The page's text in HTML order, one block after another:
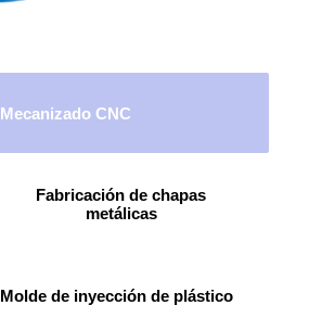
Mecanizado CNC
Fabricación de chapas
metálicas
Molde de inyección de plástico